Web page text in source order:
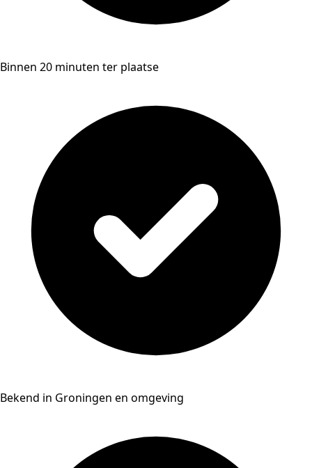
Binnen 20 minuten ter plaatse
Bekend in Groningen en omgeving